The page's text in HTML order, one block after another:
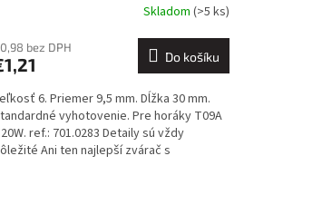
Skladom (>5 ks)
bez DPH
Do košíku
6. Priemer 9,5 mm. Dĺžka 30 mm.
vyhotovenie. Pre horáky T09A
ref.: 701.0283 Detaily sú vždy
Ani ten najlepší zvárač s